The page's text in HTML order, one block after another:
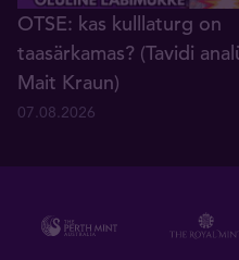
OTSE: kas kulllaturg on
taasärkamas? (Tavidi
Mait Kraun)
07.08.2026